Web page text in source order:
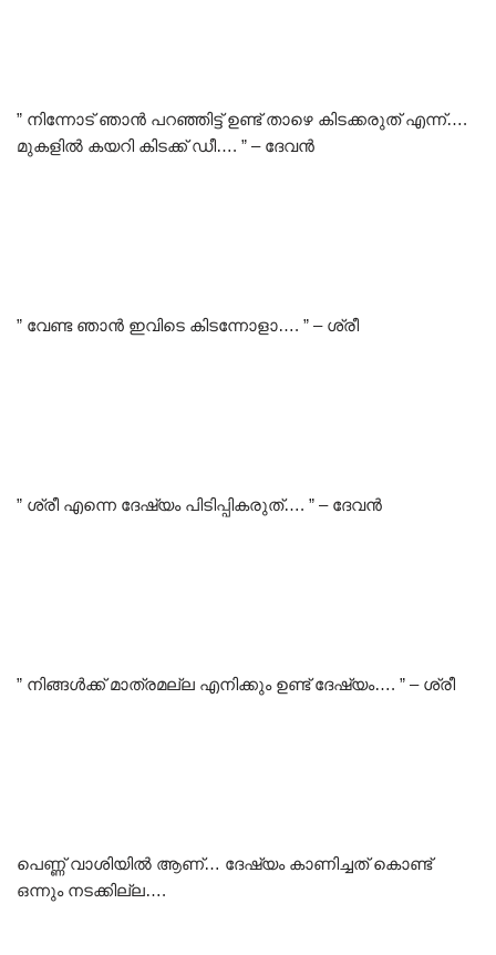
” നിന്നോട് ഞാൻ പറഞ്ഞിട്ട് ഉണ്ട് താഴെ കിടക്കരുത് എന്ന്….
മുകളിൽ കയറി കിടക്ക് ഡീ…. ” – ദേവൻ
” വേണ്ട ഞാൻ ഇവിടെ കിടന്നോളാ…. ” – ശ്രീ
” ശ്രീ എന്നെ ദേഷ്യം പിടിപ്പികരുത്…. ” – ദേവൻ
” നിങ്ങൾക്ക് മാത്രമല്ല എനിക്കും ഉണ്ട് ദേഷ്യം…. ” – ശ്രീ
പെണ്ണ് വാശിയിൽ ആണ്… ദേഷ്യം കാണിച്ചത് കൊണ്ട്
ഒന്നും നടക്കില്ല….